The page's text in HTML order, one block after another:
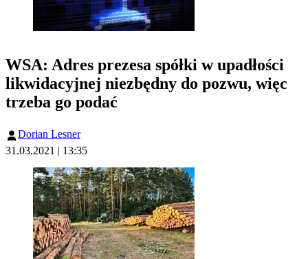
WSA: Adres prezesa spółki w upadłości
likwidacyjnej niezbędny do pozwu, więc
trzeba go podać
Dorian Lesner
31.03.2021 | 13:35